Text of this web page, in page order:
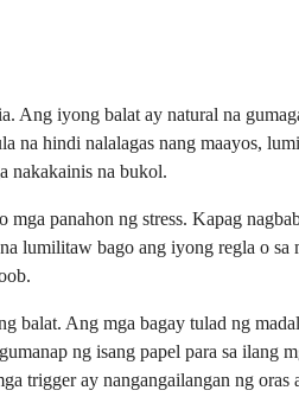
Ang iyong balat ay natural na
na hindi nalalagas nang maayos,
nakakainis na bukol.
panahon ng stress. Kapag
lumilitaw bago ang iyong regla o
Ang mga bagay tulad ng
ng isang papel para sa ilang
trigger ay nangangailangan ng oras